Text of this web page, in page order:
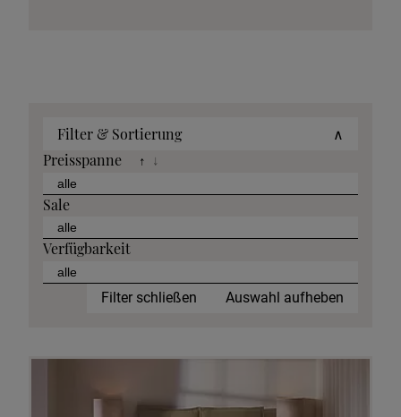
Filter & Sortierung
∧
Preisspanne
↑ ↓
Sale
Verfügbarkeit
Filter schließen Auswahl aufheben